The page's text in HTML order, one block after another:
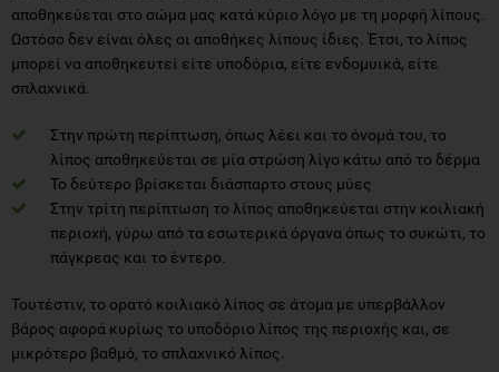
αποθηκεύεται στο σώμα μας κατά κύριο λόγο με τη μορφή λίπους.
Ωστόσο δεν είναι όλες οι αποθήκες λίπους ίδιες. Έτσι, το λίπος
μπορεί να αποθηκευτεί είτε υποδόρια, είτε ενδομυικά, είτε
σπλαχνικά.
Στην πρώτη περίπτωση, όπως λέει και το όνομά του, το
λίπος αποθηκεύεται σε μία στρώση λίγο κάτω από το δέρμα
Το δεύτερο βρίσκεται διάσπαρτο στους μύες
Στην τρίτη περίπτωση το λίπος αποθηκεύεται στην κοιλιακή
περιοχή, γύρω από τα εσωτερικά όργανα όπως το συκώτι, το
πάγκρεας και το έντερο.
Τουτέστιν, το ορατό κοιλιακό λίπος σε άτομα με υπερβάλλον
βάρος αφορά κυρίως το υποδόριο λίπος της περιοχής και, σε
μικρότερο βαθμό, το σπλαχνικό λίπος.